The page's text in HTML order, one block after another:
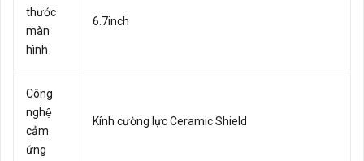
thước
màn
hình
6.7inch
Công
nghệ
cảm
ứng
Kính cường lực Ceramic Shield